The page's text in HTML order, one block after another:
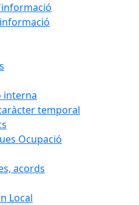
interna
temporal
Ocupació
acords
Local